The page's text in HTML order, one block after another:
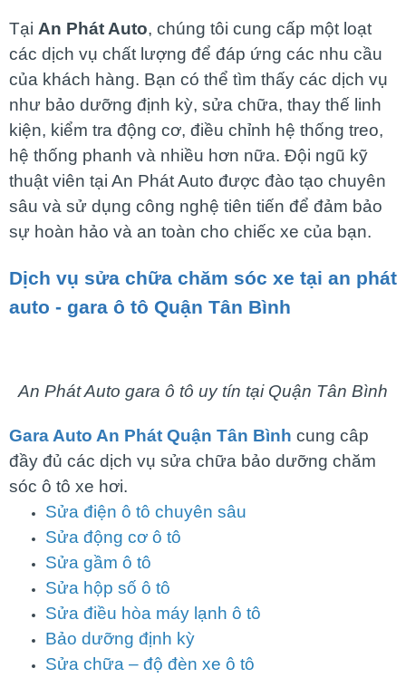
Tại An Phát Auto, chúng tôi cung cấp một loạt
các dịch vụ chất lượng để đáp ứng các nhu cầu
của khách hàng. Bạn có thể tìm thấy các dịch vụ
như bảo dưỡng định kỳ, sửa chữa, thay thế linh
kiện, kiểm tra động cơ, điều chỉnh hệ thống treo,
hệ thống phanh và nhiều hơn nữa. Đội ngũ kỹ
thuật viên tại An Phát Auto được đào tạo chuyên
sâu và sử dụng công nghệ tiên tiến để đảm bảo
sự hoàn hảo và an toàn cho chiếc xe của bạn.
Dịch vụ sửa chữa chăm sóc xe tại an phát
auto - gara ô tô Quận Tân Bình
An Phát Auto gara ô tô uy tín tại Quận Tân Bình
Gara Auto An Phát Quận Tân Bình cung câp
đầy đủ các dịch vụ sửa chữa bảo dưỡng chăm
sóc ô tô xe hơi.
Sửa điện ô tô chuyên sâu
Sửa động cơ ô tô
Sửa gầm ô tô
Sửa hộp số ô tô
Sửa điều hòa máy lạnh ô tô
Bảo dưỡng định kỳ
Sửa chữa – độ đèn xe ô tô